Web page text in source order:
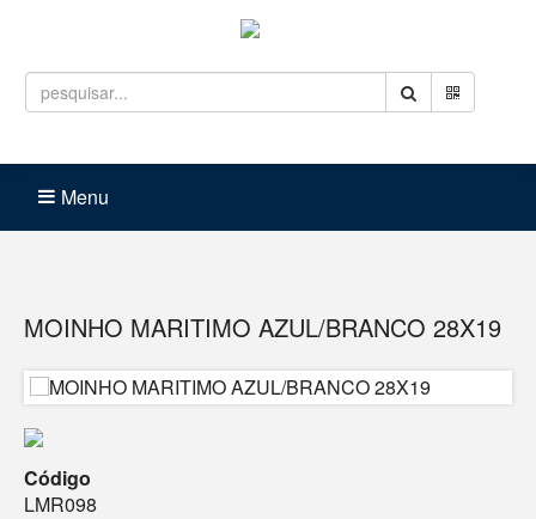
Menu
MOINHO MARITIMO AZUL/BRANCO 28X19
Código
LMR098